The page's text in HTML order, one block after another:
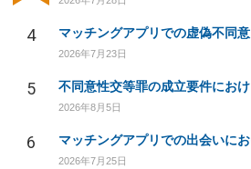
4 マッチングアプリでの虚偽不同意
2026年7月23日
5
2026年8月5日
6
2026年7月25日